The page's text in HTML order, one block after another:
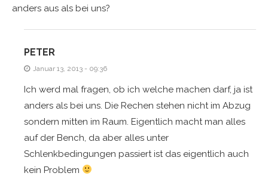
anders aus als bei uns?
PETER
Januar 13, 2013 - 09:36
Ich werd mal fragen, ob ich welche machen darf, ja ist
anders als bei uns. Die Rechen stehen nicht im Abzug
sondern mitten im Raum. Eigentlich macht man alles
auf der Bench, da aber alles unter
Schlenkbedingungen passiert ist das eigentlich auch
kein Problem